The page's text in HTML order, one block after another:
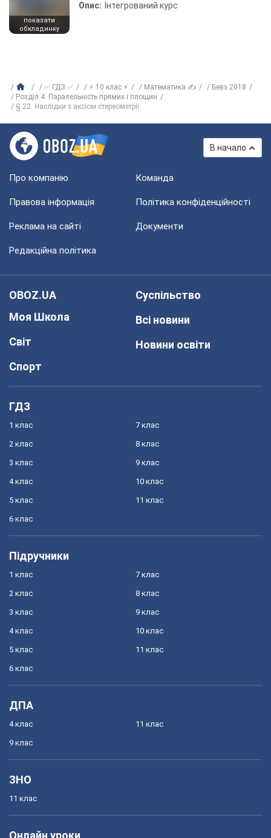
показати
обкладинку
Опис: Інтегрований курс
✅ ГДЗ ✅ ⚡ 10 клас ⚡ Математика ✍
Бевз 2018
Розділ 4. Паралельність прямих і площин
§ 22. Наслідки з аксіом стереометрії
В начало
Про компанію Команда
Правова інформація Політика конфіденційності
Реклама на сайті Документи
Редакційна політика
OBOZ.UA
Моя Школа
Світ
Спорт
Суспільство
Всі новини
Новини освіти
ГДЗ
1 клас
2 клас
3 клас
4 клас
5 клас
6 клас
7 клас
8 клас
9 клас
10 клас
11 клас
Підручники
1 клас
2 клас
3 клас
4 клас
5 клас
6 клас
7 клас
8 клас
9 клас
10 клас
11 клас
ДПА
4 клас
9 клас
11 клас
ЗНО
11 клас
Онлайн уроки